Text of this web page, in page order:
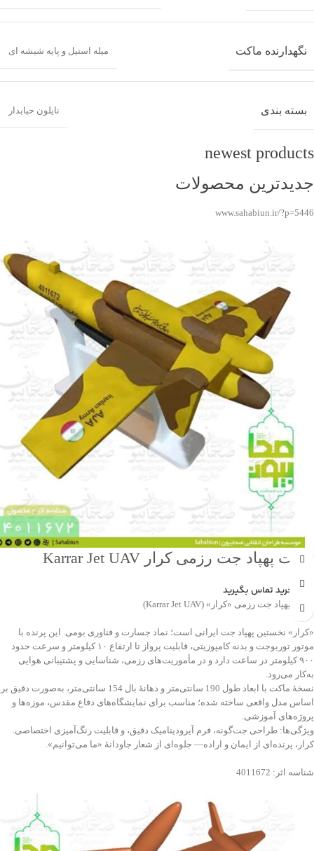
نگهدارنده ماکت میله استیل و پایه شیشه ای
بسته بندی نایلون حبابدار
newest products
جدیدترین محصولات
www.sahabiun.ir/?p=5446
ماکت پهپاد جت رزمی کرار Karrar Jet UAV
جهت خرید تماس بگیرید
ماکت پهپاد جت رزمی «کرار» (Karrar Jet UAV)
«کرار» نخستین پهپاد جت ایرانی است؛ نماد جسارت و فناوری بومی. این پرنده با
موتور توربوجت و بدنه کامپوزیتی، قابلیت پرواز تا ارتفاع ۱۰ کیلومتر و سرعت حدود
۹۰۰ کیلومتر در ساعت دارد و در مأموریت‌های رزمی، شناسایی و پشتیبانی هوایی
به‌کار می‌رود.
نسخهٔ ماکت با ابعاد طول 190 سانتی‌متر و دهانهٔ بال 154 سانتی‌متر، به‌صورت دقیق بر
اساس مدل واقعی ساخته شده؛ مناسب برای نمایشگاه‌های دفاع مقدس، موزه‌ها و
پروژه‌های آموزشی.
ویژگی‌ها: طراحی جت‌گونه، فرم آیرودینامیک دقیق، و قابلیت رنگ‌آمیزی اختصاصی.
کرار، پرنده‌ای از ایمان و اراده— جلوه‌ای از شعار جاودانۀ «ما می‌توانیم».
شناسه اثر: 4011672